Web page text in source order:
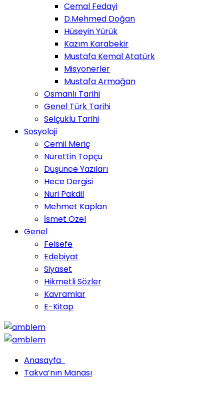
Cemal Fedayi
D.Mehmed Doğan
Hüseyin Yürük
Kazım Karabekir
Mustafa Kemal Atatürk
Misyonerler
Mustafa Armağan
Osmanlı Tarihi
Genel Türk Tarihi
Selçuklu Tarihi
Sosyoloji
Cemil Meriç
Nurettin Topçu
Düşünce Yazıları
Hece Dergisi
Nuri Pakdil
Mehmet Kaplan
İsmet Özel
Genel
Felsefe
Edebiyat
Siyaset
Hikmetli Sözler
Kavramlar
E-Kitap
Anasayfa
Takva’nın Manası